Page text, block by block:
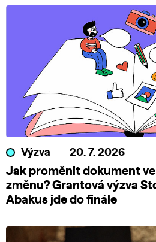
Výzva 20. 7. 2026
Jak proměnit dokument
změnu? Grantová výzva
Abakus jde do finále